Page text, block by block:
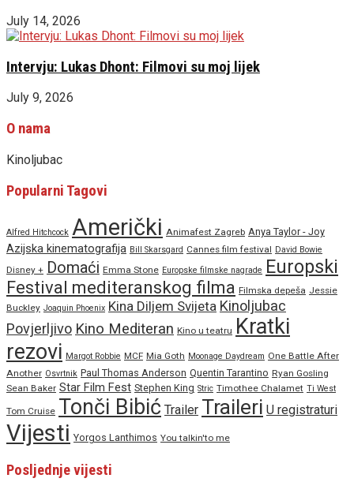
July 14, 2026
Intervju: Lukas Dhont: Filmovi su moj lijek
July 9, 2026
O nama
Kinoljubac
Popularni Tagovi
Alfred Hitchcock Američki Animafest Zagreb Anya Taylor - Joy
Azijska kinematografija Bill Skarsgard Cannes film festival David Bowie
Disney + Domaći Emma Stone Europske filmske nagrade Europski
Festival mediteranskog filma Filmska depeša Jessie
Buckley Joaquin Phoenix Kina Diljem Svijeta Kinoljubac
Povjerljivo Kino Mediteran Kino u teatru
Kratki
rezovi Margot Robbie MCF Mia Goth Moonage Daydream One Battle After
Another Osvrtnik Paul Thomas Anderson Quentin Tarantino Ryan Gosling
Sean Baker Star Film Fest Stephen King Stric Timothee Chalamet Ti West
Tom Cruise Tonči Bibić Trailer Traileri U registraturi
Vijesti Yorgos Lanthimos You talkin'to me
Posljednje vijesti